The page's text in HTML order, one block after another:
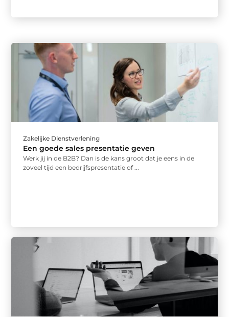
Zakelijke Dienstverlening
Een goede sales presentatie geven
Werk jij in de B2B? Dan is de kans groot dat je eens in de
zoveel tijd een bedrijfspresentatie of ...